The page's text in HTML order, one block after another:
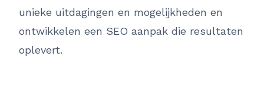
unieke uitdagingen en mogelijkheden en
ontwikkelen een SEO aanpak die resultaten
oplevert.